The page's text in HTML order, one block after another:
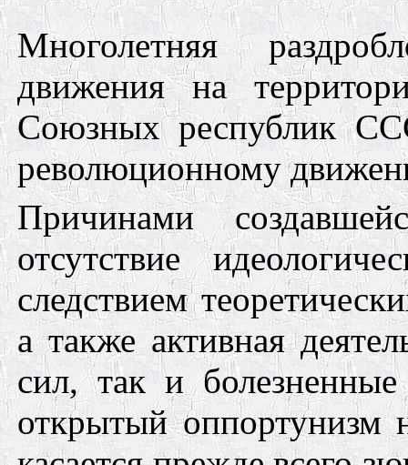
Многолетняя
движения на
Союзных республик
революционному
Причинами
отсутствие
следствием
а также активная
сил, так и
открытый оппортунизм